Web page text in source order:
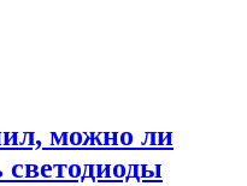
можно ли
светодиоды